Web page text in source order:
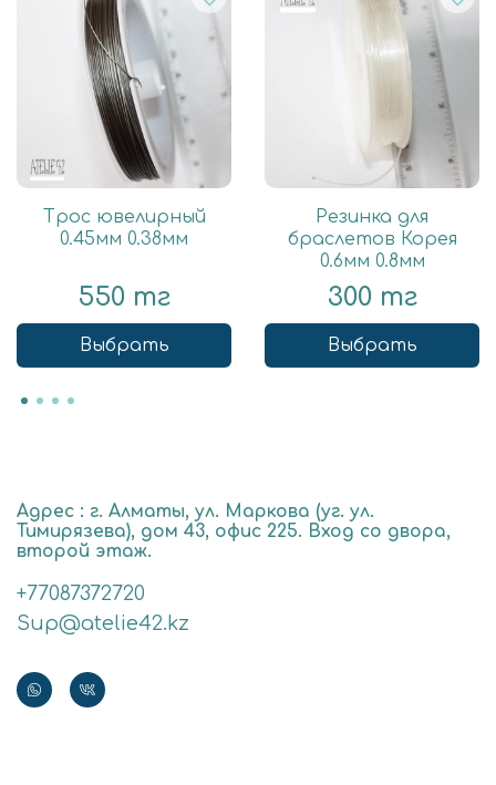
Трос ювелирный
0.45мм 0.38мм
550 тг
Выбрать
Резинка для
браслетов Корея
0.6мм 0.8мм
300 тг
Выбрать
Адрес : г. Алматы, ул. Маркова (уг. ул.
Тимирязева), дом 43, офис 225. Вход со двора,
второй этаж.
+77087372720
Sup@atelie42.kz